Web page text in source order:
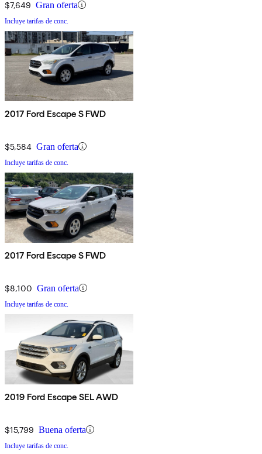
$7,649 Gran oferta
Incluye tarifas de conc.
2017 Ford Escape S FWD
$5,584 Gran oferta
Incluye tarifas de conc.
2017 Ford Escape S FWD
$8,100 Gran oferta
Incluye tarifas de conc.
2019 Ford Escape SEL AWD
$15,799 Buena oferta
Incluye tarifas de conc.